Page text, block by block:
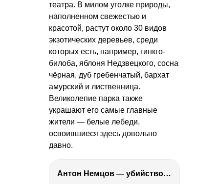
театра. В милом уголке природы,
наполненном свежестью и
красотой, растут около 30 видов
экзотических деревьев, среди
которых есть, например, гинкго-
билоба, яблоня Недзвецкого, сосна
чёрная, дуб гребенчатый, бархат
амурский и лиственница.
Великолепие парка также
украшают его самые главные
жители — белые лебеди,
освоившиеся здесь довольно
давно.
Антон Немцов — убийство Бориса Немцова, переезд в Дубай, семья и политика